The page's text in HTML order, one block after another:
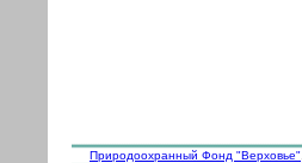
Природоохранный Фонд "Верховье"